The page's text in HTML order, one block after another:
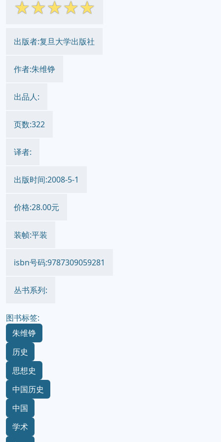
☆☆☆☆☆
出版者:复旦大学出版社
作者:朱维铮
出品人:
页数:322
译者:
出版时间:2008-5-1
价格:28.00元
装帧:平装
isbn号码:9787309059281
丛书系列:
图书标签:
朱维铮
历史
思想史
中国历史
中国
学术